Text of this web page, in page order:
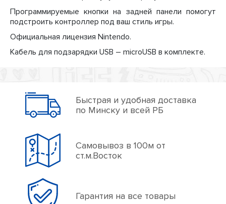
Программируемые кнопки на задней панели помогут
подстроить контроллер под ваш стиль игры.
Официальная лицензия Nintendo.
Кабель для подзарядки USB – microUSB в комплекте.
Быстрая и удобная доставка
по Минску и всей РБ
Самовывоз в 100м от
ст.м.Восток
Гарантия на все товары